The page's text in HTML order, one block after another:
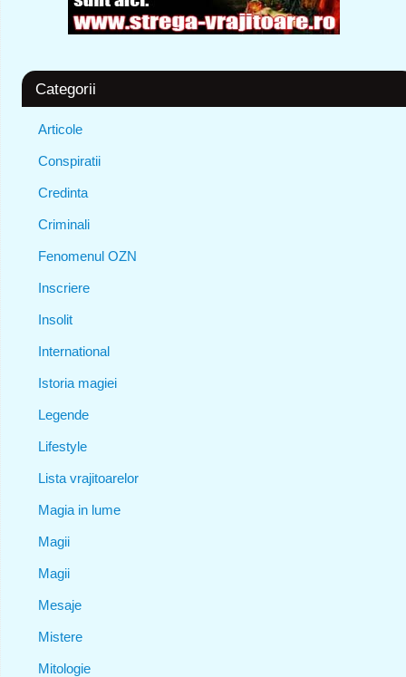
Categorii
Articole
Conspiratii
Credinta
Criminali
Fenomenul OZN
Inscriere
Insolit
International
Istoria magiei
Legende
Lifestyle
Lista vrajitoarelor
Magia in lume
Magii
Magii
Mesaje
Mistere
Mitologie